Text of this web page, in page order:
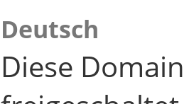
Deutsch
Diese